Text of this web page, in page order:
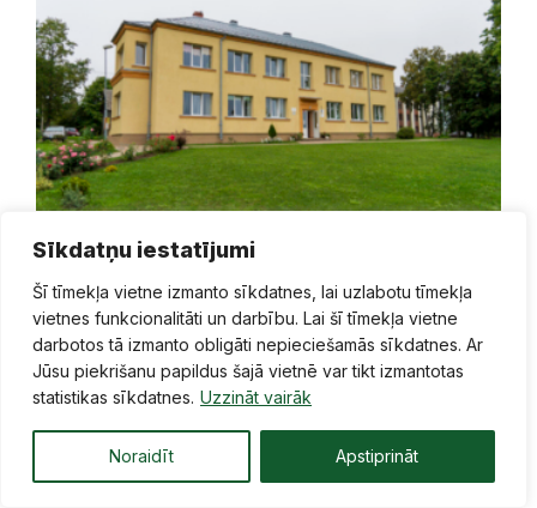
Sīkdatņu iestatījumi
Šī tīmekļa vietne izmanto sīkdatnes, lai uzlabotu tīmekļa
vietnes funkcionalitāti un darbību. Lai šī tīmekļa vietne
darbotos tā izmanto obligāti nepieciešamās sīkdatnes. Ar
Jūsu piekrišanu papildus šajā vietnē var tikt izmantotas
statistikas sīkdatnes. Uzzināt vairāk
Noraidīt Apstiprināt
Ilūkstē,Ilūkstes apkārtnē